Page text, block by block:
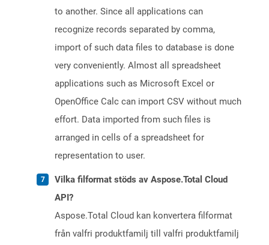
to another. Since all applications can
recognize records separated by comma,
import of such data files to database is done
very conveniently. Almost all spreadsheet
applications such as Microsoft Excel or
OpenOffice Calc can import CSV without much
effort. Data imported from such files is
arranged in cells of a spreadsheet for
representation to user.
Vilka filformat stöds av Aspose.Total Cloud
API?
Aspose.Total Cloud kan konvertera filformat
från valfri produktfamilj till valfri produktfamilj